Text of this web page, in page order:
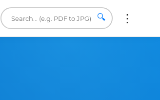
🔍